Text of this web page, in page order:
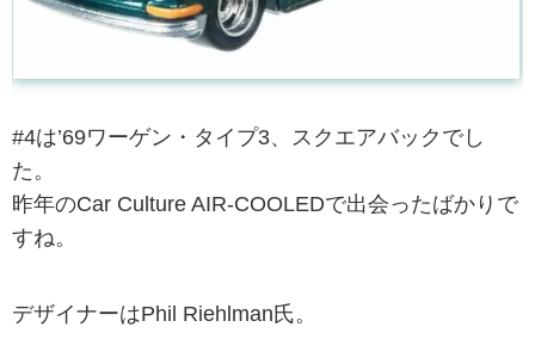
#4は’69ワーゲン・タイプ3、スクエアバックでし
た。
昨年のCar Culture AIR-COOLEDで出会ったばかりで
すね。
デザイナーはPhil Riehlman氏。